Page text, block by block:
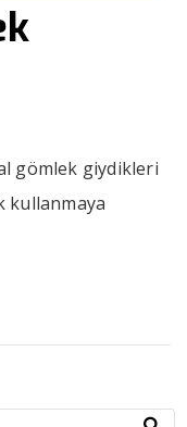
gömlek giydikleri
kullanmaya